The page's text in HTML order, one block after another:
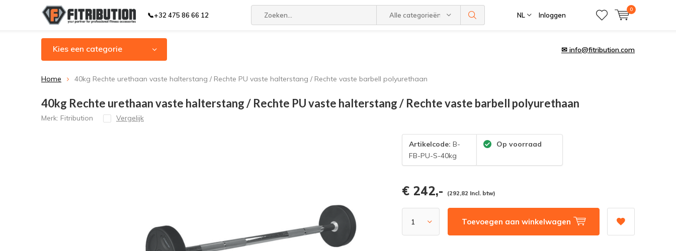
📞+32 475 86 66 12 Alle categorieën NL Inloggen
0
Kies een categorie ✉ info@fitribution.com
Home 40kg Rechte urethaan vaste halterstang / Rechte PU vaste halterstang / Rechte vaste barbell polyurethaan
40kg Rechte urethaan vaste halterstang / Rechte PU vaste halterstang / Rechte vaste barbell polyurethaan
Merk: Fitribution Vergelijk
Artikelcode: B-
FB-PU-S-40kg
Op voorraad
€ 242,- (292,82 Incl. btw)
Toevoegen aan winkelwagen